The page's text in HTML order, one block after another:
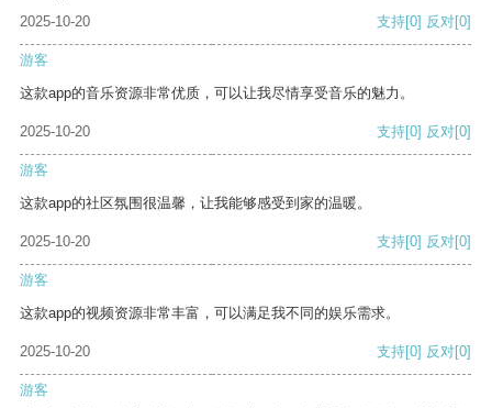
2025-10-20
支持[0] 反对[0]
游客
这款app的音乐资源非常优质，可以让我尽情享受音乐的魅力。
2025-10-20 支持[0] 反对[0]
游客
这款app的社区氛围很温馨，让我能够感受到家的温暖。
2025-10-20 支持[0] 反对[0]
游客
这款app的视频资源非常丰富，可以满足我不同的娱乐需求。
2025-10-20 支持[0] 反对[0]
游客